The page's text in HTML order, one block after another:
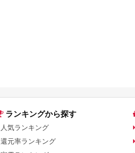
ランキングから探す
人気ランキング
還元率ランキング